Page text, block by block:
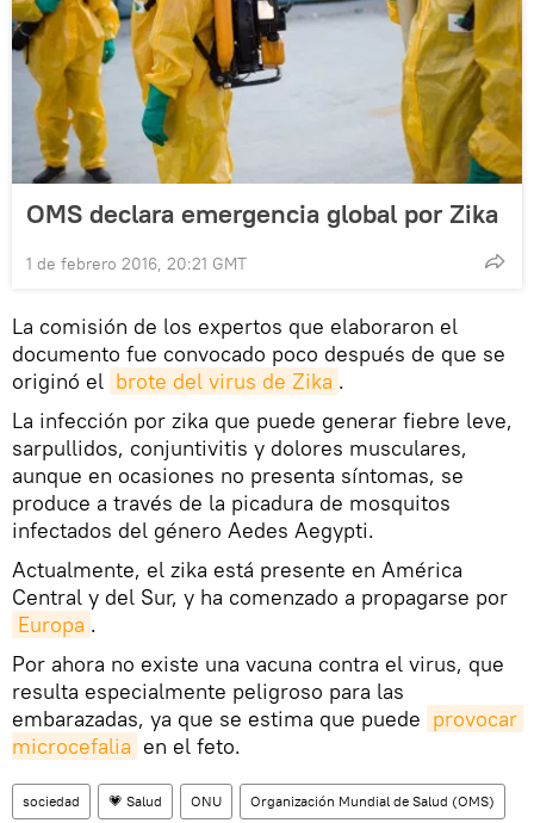
OMS declara emergencia global por Zika
1 de febrero 2016, 20:21 GMT
La comisión de los expertos que elaboraron el
documento fue convocado poco después de que se
originó el brote del virus de Zika .
La infección por zika que puede generar fiebre leve,
sarpullidos, conjuntivitis y dolores musculares,
aunque en ocasiones no presenta síntomas, se
produce a través de la picadura de mosquitos
infectados del género Aedes Aegypti.
Actualmente, el zika está presente en América
Central y del Sur, y ha comenzado a propagarse por
Europa .
Por ahora no existe una vacuna contra el virus, que
resulta especialmente peligroso para las
embarazadas, ya que se estima que puede provocar
microcefalia en el feto.
sociedad 💗 Salud ONU Organización Mundial de Salud (OMS)